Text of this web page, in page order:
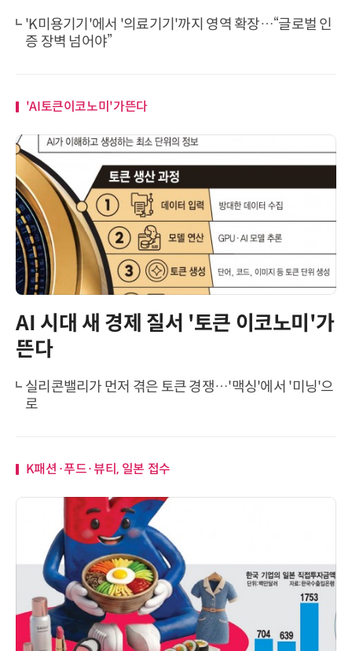
'K미용기기'에서 '의료기기'까지 영역 확장…“글로벌 인
증 장벽 넘어야”
'AI토큰이코노미'가뜬다
AI 시대 새 경제 질서 '토큰 이코노미'가
뜬다
실리콘밸리가 먼저 겪은 토큰 경쟁…'맥싱'에서 '미닝'으
로
K패션·푸드·뷰티, 일본 접수